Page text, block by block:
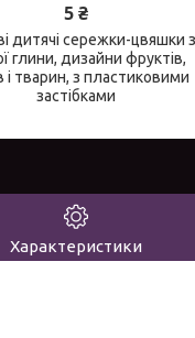
5 ₴
дитячі сережки-цвяшки з
глини, дизайни фруктів,
і тварин, з пластиковими
застібками
Характеристики